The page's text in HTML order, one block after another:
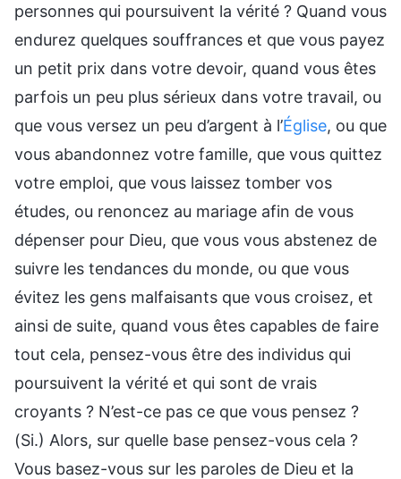
personnes qui poursuivent la vérité ? Quand vous
endurez quelques souffrances et que vous payez
un petit prix dans votre devoir, quand vous êtes
parfois un peu plus sérieux dans votre travail, ou
que vous versez un peu d’argent à l’Église, ou que
vous abandonnez votre famille, que vous quittez
votre emploi, que vous laissez tomber vos
études, ou renoncez au mariage afin de vous
dépenser pour Dieu, que vous vous abstenez de
suivre les tendances du monde, ou que vous
évitez les gens malfaisants que vous croisez, et
ainsi de suite, quand vous êtes capables de faire
tout cela, pensez-vous être des individus qui
poursuivent la vérité et qui sont de vrais
croyants ? N’est-ce pas ce que vous pensez ?
(Si.) Alors, sur quelle base pensez-vous cela ?
Vous basez-vous sur les paroles de Dieu et la